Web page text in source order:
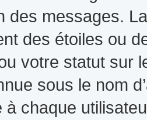
des messages.
des étoiles ou
votre statut sur
sous le nom
chaque